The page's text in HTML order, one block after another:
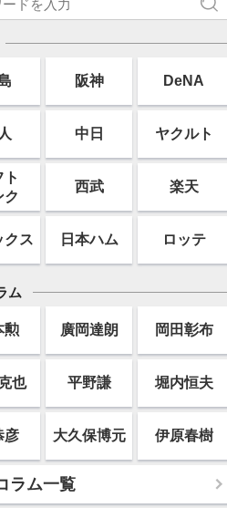
阪神 DeNA
中日 ヤクルト
ト
ク
西武 楽天
クス 日本ハム ロッテ
ム
勲 廣岡達朗 岡田彰布
也 平野謙 堀内恒夫
彦 大久保博元 伊原春樹
ラム一覧